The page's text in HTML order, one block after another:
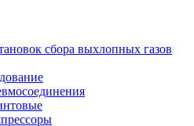
сбора выхлопных газов